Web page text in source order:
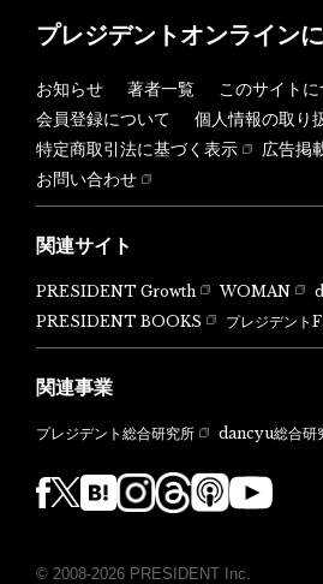
プレジデントオンライン
お知らせ 著者一覧
このサイト
会員登録について
個人情報の取り
特定商取引法に基づく表示
広告掲
お問い合わせ
関連サイト
PRESIDENT Growth WOMAN
PRESIDENT BOOKS
プレジデン
関連事業
プレジデント総合研究所 dancyu総合研
© 2008-2026 PRESIDENT Inc.